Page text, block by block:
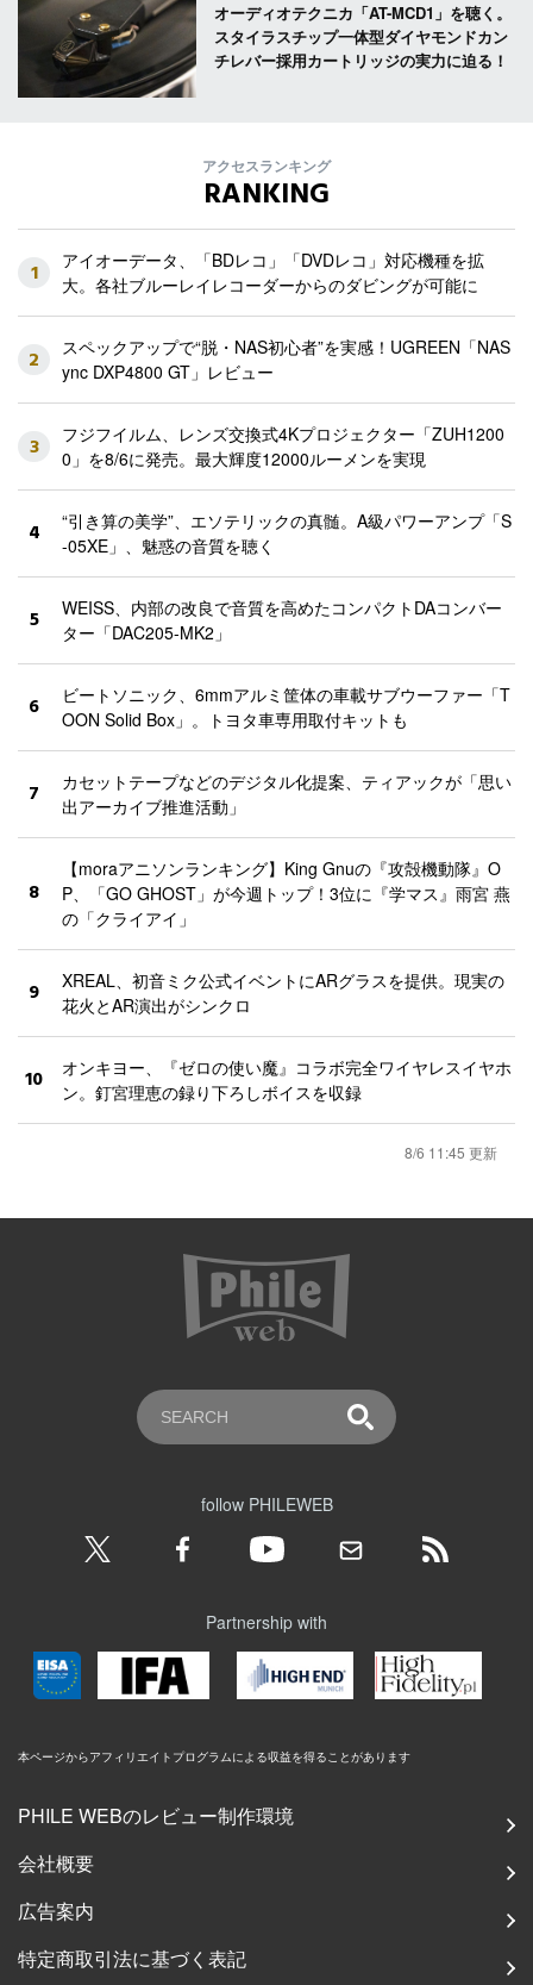
オーディオテクニカ「AT-MCD1」を聴く。
スタイラスチップ一体型ダイヤモンドカン
チレバー採用カートリッジの実力に迫る！
アクセスランキング
RANKING
1
アイオーデータ、「BDレコ」「DVDレコ」対応機種を拡
大。各社ブルーレイレコーダーからのダビングが可能に
2
スペックアップで“脱・NAS初心者”を実感！UGREEN「NAS
ync DXP4800 GT」レビュー
3
フジフイルム、レンズ交換式4Kプロジェクター「ZUH1200
0」を8/6に発売。最大輝度12000ルーメンを実現
4
“引き算の美学”、エソテリックの真髄。A級パワーアンプ「S
-05XE」、魅惑の音質を聴く
5
WEISS、内部の改良で音質を高めたコンパクトDAコンバー
ター「DAC205-MK2」
6
ビートソニック、6mmアルミ筐体の車載サブウーファー「T
OON Solid Box」。トヨタ車専用取付キットも
7
カセットテープなどのデジタル化提案、ティアックが「思い
出アーカイブ推進活動」
8
【moraアニソンランキング】King Gnuの『攻殻機動隊』O
P、「GO GHOST」が今週トップ！3位に『学マス』雨宮 燕
の「クライアイ」
9
XREAL、初音ミク公式イベントにARグラスを提供。現実の
花火とAR演出がシンクロ
10
オンキヨー、『ゼロの使い魔』コラボ完全ワイヤレスイヤホ
ン。釘宮理恵の録り下ろしボイスを収録
8/6 11:45 更新
follow PHILEWEB
Partnership with
本ページからアフィリエイトプログラムによる収益を得ることがあります
PHILE WEBのレビュー制作環境
会社概要
広告案内
特定商取引法に基づく表記